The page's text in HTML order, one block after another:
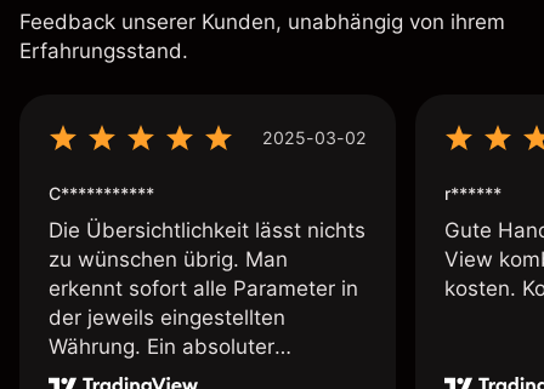
Feedback unserer Kunden, unabhängig von ihrem
Erfahrungsstand.
2025-03-02
C***********
Die Übersichtlichkeit lässt nichts
zu wünschen übrig. Man
erkennt sofort alle Parameter in
der jeweils eingestellten
Währung. Ein absoluter
Pluspunkt an dieser Stelle.
r******
Gute
View
kosten.